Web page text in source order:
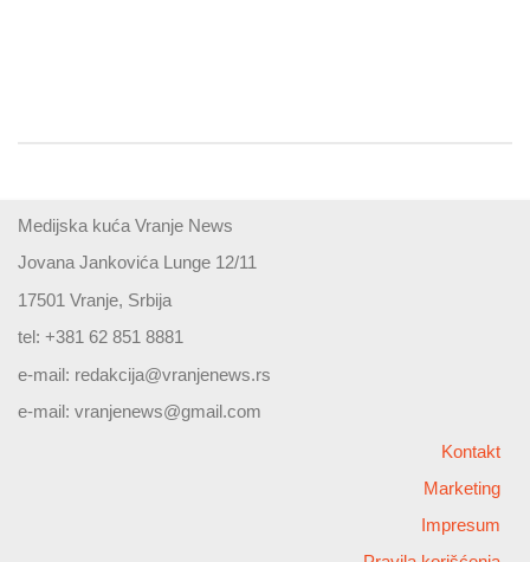
Medijska kuća Vranje News
Jovana Jankovića Lunge 12/11
17501 Vranje, Srbija
tel: +381 62 851 8881
e-mail: redakcija@vranjenews.rs
e-mail: vranjenews@gmail.com
Kontakt
Marketing
Impresum